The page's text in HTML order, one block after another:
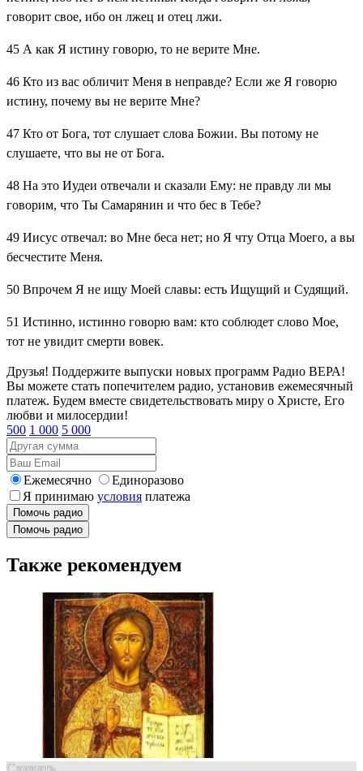
говорит свое, ибо он лжец и отец лжи.
45 А как Я истину говорю, то не верите Мне.
46 Кто из вас обличит Меня в неправде? Если же Я говорю
истину, почему вы не верите Мне?
47 Кто от Бога, тот слушает слова Божии. Вы потому не
слушаете, что вы не от Бога.
48 На это Иудеи отвечали и сказали Ему: не правду ли мы
говорим, что Ты Самарянин и что бес в Тебе?
49 Иисус отвечал: во Мне беса нет; но Я чту Отца Моего, а вы
бесчестите Меня.
50 Впрочем Я не ищу Моей славы: есть Ищущий и Судящий.
51 Истинно, истинно говорю вам: кто соблюдет слово Мое,
тот не увидит смерти вовек.
Друзья! Поддержите выпуски новых программ Радио ВЕРА!
Вы можете стать попечителем радио, установив ежемесячный
платеж. Будем вместе свидетельствовать миру о Христе, Его
любви и милосердии!
500 1 000 5 000
Ежемесячно
Единоразово
Я принимаю условия платежа
Помочь радио
Помочь радио
Также рекомендуем
Слушать